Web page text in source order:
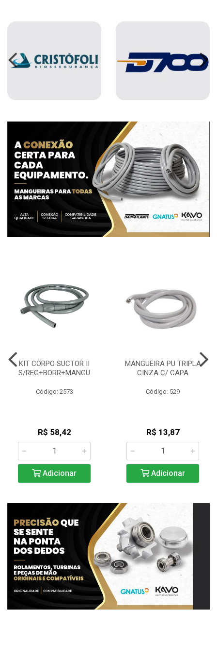
KIT CORPO SUCTOR II
S/REG+BORR+MANGU
Código: 2573
R$ 58,42
Adicionar
MANGUEIRA PU TRIPLA
CINZA C/ CAPA
Código: 529
R$ 13,87
Adicionar